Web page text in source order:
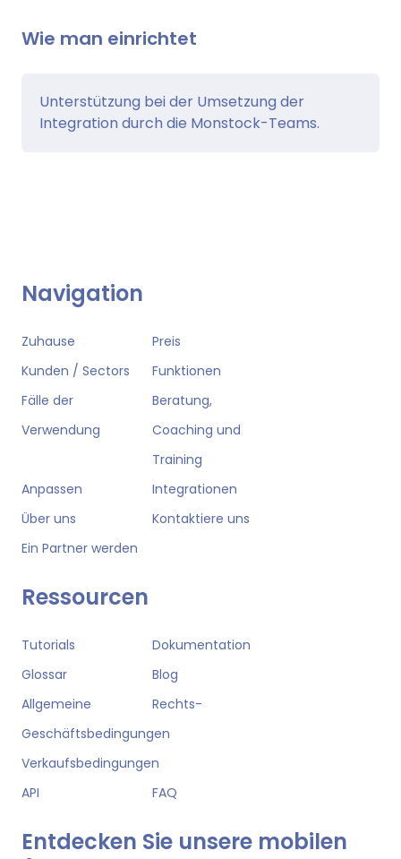
Wie man einrichtet
Unterstützung bei der Umsetzung der
Integration durch die Monstock-Teams.
Navigation
Zuhause
Preis
Kunden / Sectors
Funktionen
Fälle der
Verwendung
Beratung,
Coaching und
Training
Anpassen
Integrationen
Über uns
Kontaktiere uns
Ein Partner werden
Ressourcen
Tutorials
Dokumentation
Glossar
Blog
Allgemeine
Geschäftsbedingungen
Verkaufsbedingungen
Rechts-
API FAQ
Entdecken Sie unsere mobilen